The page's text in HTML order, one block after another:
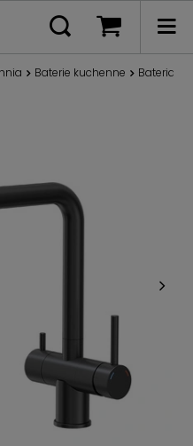
Baterie kuchenne Bateria